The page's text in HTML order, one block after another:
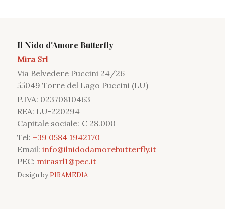
Il Nido d'Amore Butterfly
Mira Srl
Via Belvedere Puccini 24/26
55049 Torre del Lago Puccini (LU)
P.IVA: 02370810463
REA: LU-220294
Capitale sociale: € 28.000
Tel: +39 0584 1942170
Email: info@ilnidodamorebutterfly.it
PEC: mirasrl1@pec.it
Design by PIRAMEDIA